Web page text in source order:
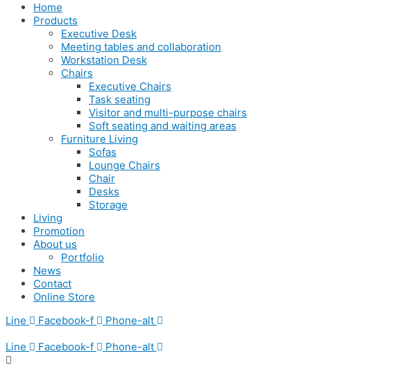
Home
Products
Executive Desk
Meeting tables and collaboration
Workstation Desk
Chairs
Executive Chairs
Task seating
Visitor and multi-purpose chairs
Soft seating and waiting areas
Furniture Living
Sofas
Lounge Chairs
Chair
Desks
Storage
Living
Promotion
About us
Portfolio
News
Contact
Online Store
Line
Facebook-f
Phone-alt
Line
Facebook-f Phone-alt